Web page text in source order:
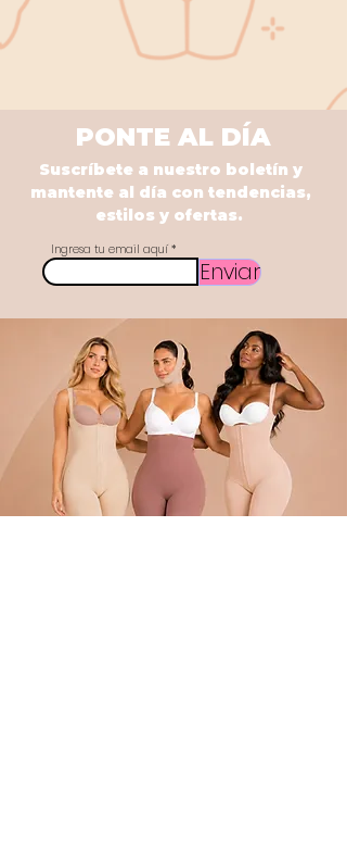
PONTE AL DÍA
Suscríbete a nuestro boletín y
mantente al día con tendencias,
estilos y ofertas.
Ingresa tu email aquí
Enviar